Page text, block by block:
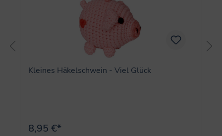
Kleines Häkelschwein - Viel Glück
8,95 €*